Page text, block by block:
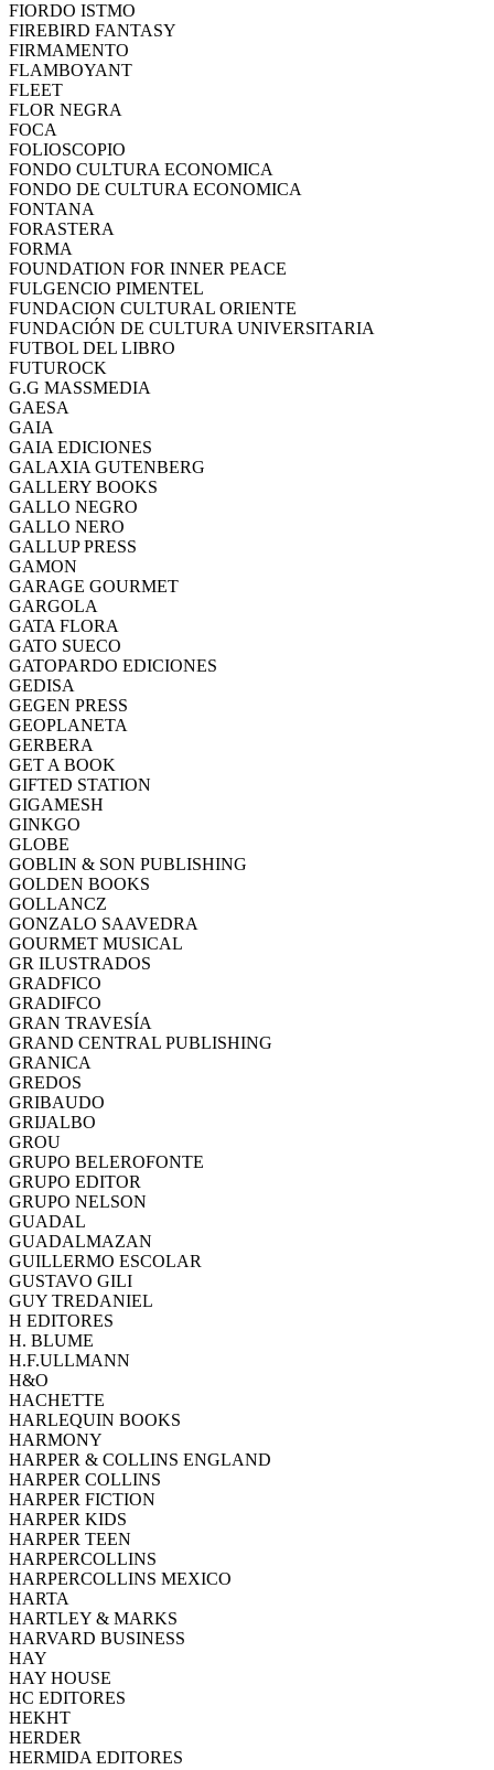
FIORDO ISTMO
FIREBIRD FANTASY
FIRMAMENTO
FLAMBOYANT
FLEET
FLOR NEGRA
FOCA
FOLIOSCOPIO
FONDO CULTURA ECONOMICA
FONDO DE CULTURA ECONOMICA
FONTANA
FORASTERA
FORMA
FOUNDATION FOR INNER PEACE
FULGENCIO PIMENTEL
FUNDACION CULTURAL ORIENTE
FUNDACIÓN DE CULTURA UNIVERSITARIA
FUTBOL DEL LIBRO
FUTUROCK
G.G MASSMEDIA
GAESA
GAIA
GAIA EDICIONES
GALAXIA GUTENBERG
GALLERY BOOKS
GALLO NEGRO
GALLO NERO
GALLUP PRESS
GAMON
GARAGE GOURMET
GARGOLA
GATA FLORA
GATO SUECO
GATOPARDO EDICIONES
GEDISA
GEGEN PRESS
GEOPLANETA
GERBERA
GET A BOOK
GIFTED STATION
GIGAMESH
GINKGO
GLOBE
GOBLIN & SON PUBLISHING
GOLDEN BOOKS
GOLLANCZ
GONZALO SAAVEDRA
GOURMET MUSICAL
GR ILUSTRADOS
GRADFICO
GRADIFCO
GRAN TRAVESÍA
GRAND CENTRAL PUBLISHING
GRANICA
GREDOS
GRIBAUDO
GRIJALBO
GROU
GRUPO BELEROFONTE
GRUPO EDITOR
GRUPO NELSON
GUADAL
GUADALMAZAN
GUILLERMO ESCOLAR
GUSTAVO GILI
GUY TREDANIEL
H EDITORES
H. BLUME
H.F.ULLMANN
H&O
HACHETTE
HARLEQUIN BOOKS
HARMONY
HARPER & COLLINS ENGLAND
HARPER COLLINS
HARPER FICTION
HARPER KIDS
HARPER TEEN
HARPERCOLLINS
HARPERCOLLINS MEXICO
HARTA
HARTLEY & MARKS
HARVARD BUSINESS
HAY
HAY HOUSE
HC EDITORES
HEKHT
HERDER
HERMIDA EDITORES